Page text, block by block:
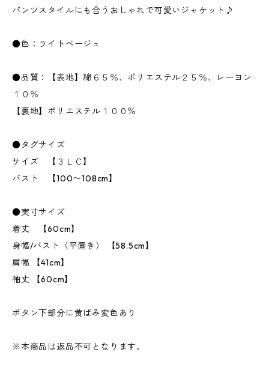
パンツスタイルにも合うおしゃれで可愛いジャケット♪
●色：ライトベージュ
●品質：【表地】綿６５％、ポリエステル２５％、レーヨン
１０％
【裏地】ポリエステル１００％
●タグサイズ
サイズ 【３ＬＣ】
バスト 【100〜108cm】
●実寸サイズ
着丈 【60cm】
身幅/バスト（平置き） 【58.5cm】
肩幅 【41cm】
袖丈 【60cm】
ボタン下部分に黄ばみ変色あり
※本商品は返品不可となります。